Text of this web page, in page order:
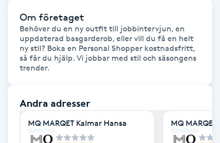
Fransborttagning
Fransfärgning
Fransförlängning
Fransförlängning Megavolym
Fransförlängning Volym
Om företaget
Behöver du en ny outfit till jobbintervjun, en
uppdaterad basgarderob, eller vill du få en helt
ny stil? Boka en Personal Shopper kostnadsfritt,
så får du hjälp. Vi jobbar med stil och säsongens
Andra adresser
MQ MARQET Kalmar Hansa MQ